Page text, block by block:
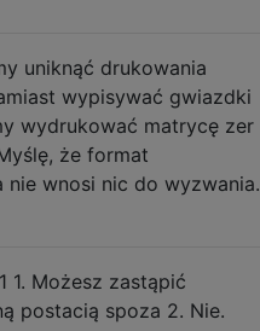
uniknąć drukowania
wypisywać gwiazdki
wydrukować matrycę zer
że format
nie wnosi nic do wyzwania.
1. Możesz zastąpić
postacią spoza 2. Nie.